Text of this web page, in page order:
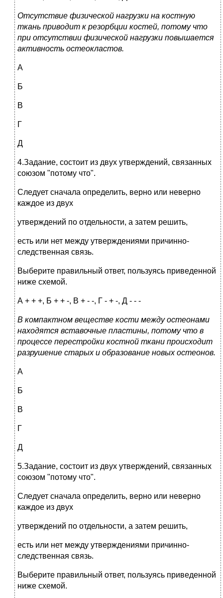
Отсутствие физической нагрузки на костную
ткань приводит к резорбции костей, потому что
при отсутствии физической нагрузки повышается
активность остеокластов.
А
Б
В
Г
Д
4.Задание, состоит из двух утверждений, связанных
союзом "потому что".
Следует сначала определить, верно или неверно
каждое из двух
утверждений по отдельности, а затем решить,
есть или нет между утверждениями причинно-
следственная связь.
Выберите правильный ответ, пользуясь приведенной
ниже схемой.
А + + +, Б + + -, В + - -, Г - + -, Д - - -
В компактном веществе кости между остеонами
находятся вставочные пластины, потому что в
процессе перестройки костной ткани происходит
разрушение старых и образование новых остеонов.
А
Б
В
Г
Д
5.Задание, состоит из двух утверждений, связанных
союзом "потому что".
Следует сначала определить, верно или неверно
каждое из двух
утверждений по отдельности, а затем решить,
есть или нет между утверждениями причинно-
следственная связь.
Выберите правильный ответ, пользуясь приведенной
ниже схемой.